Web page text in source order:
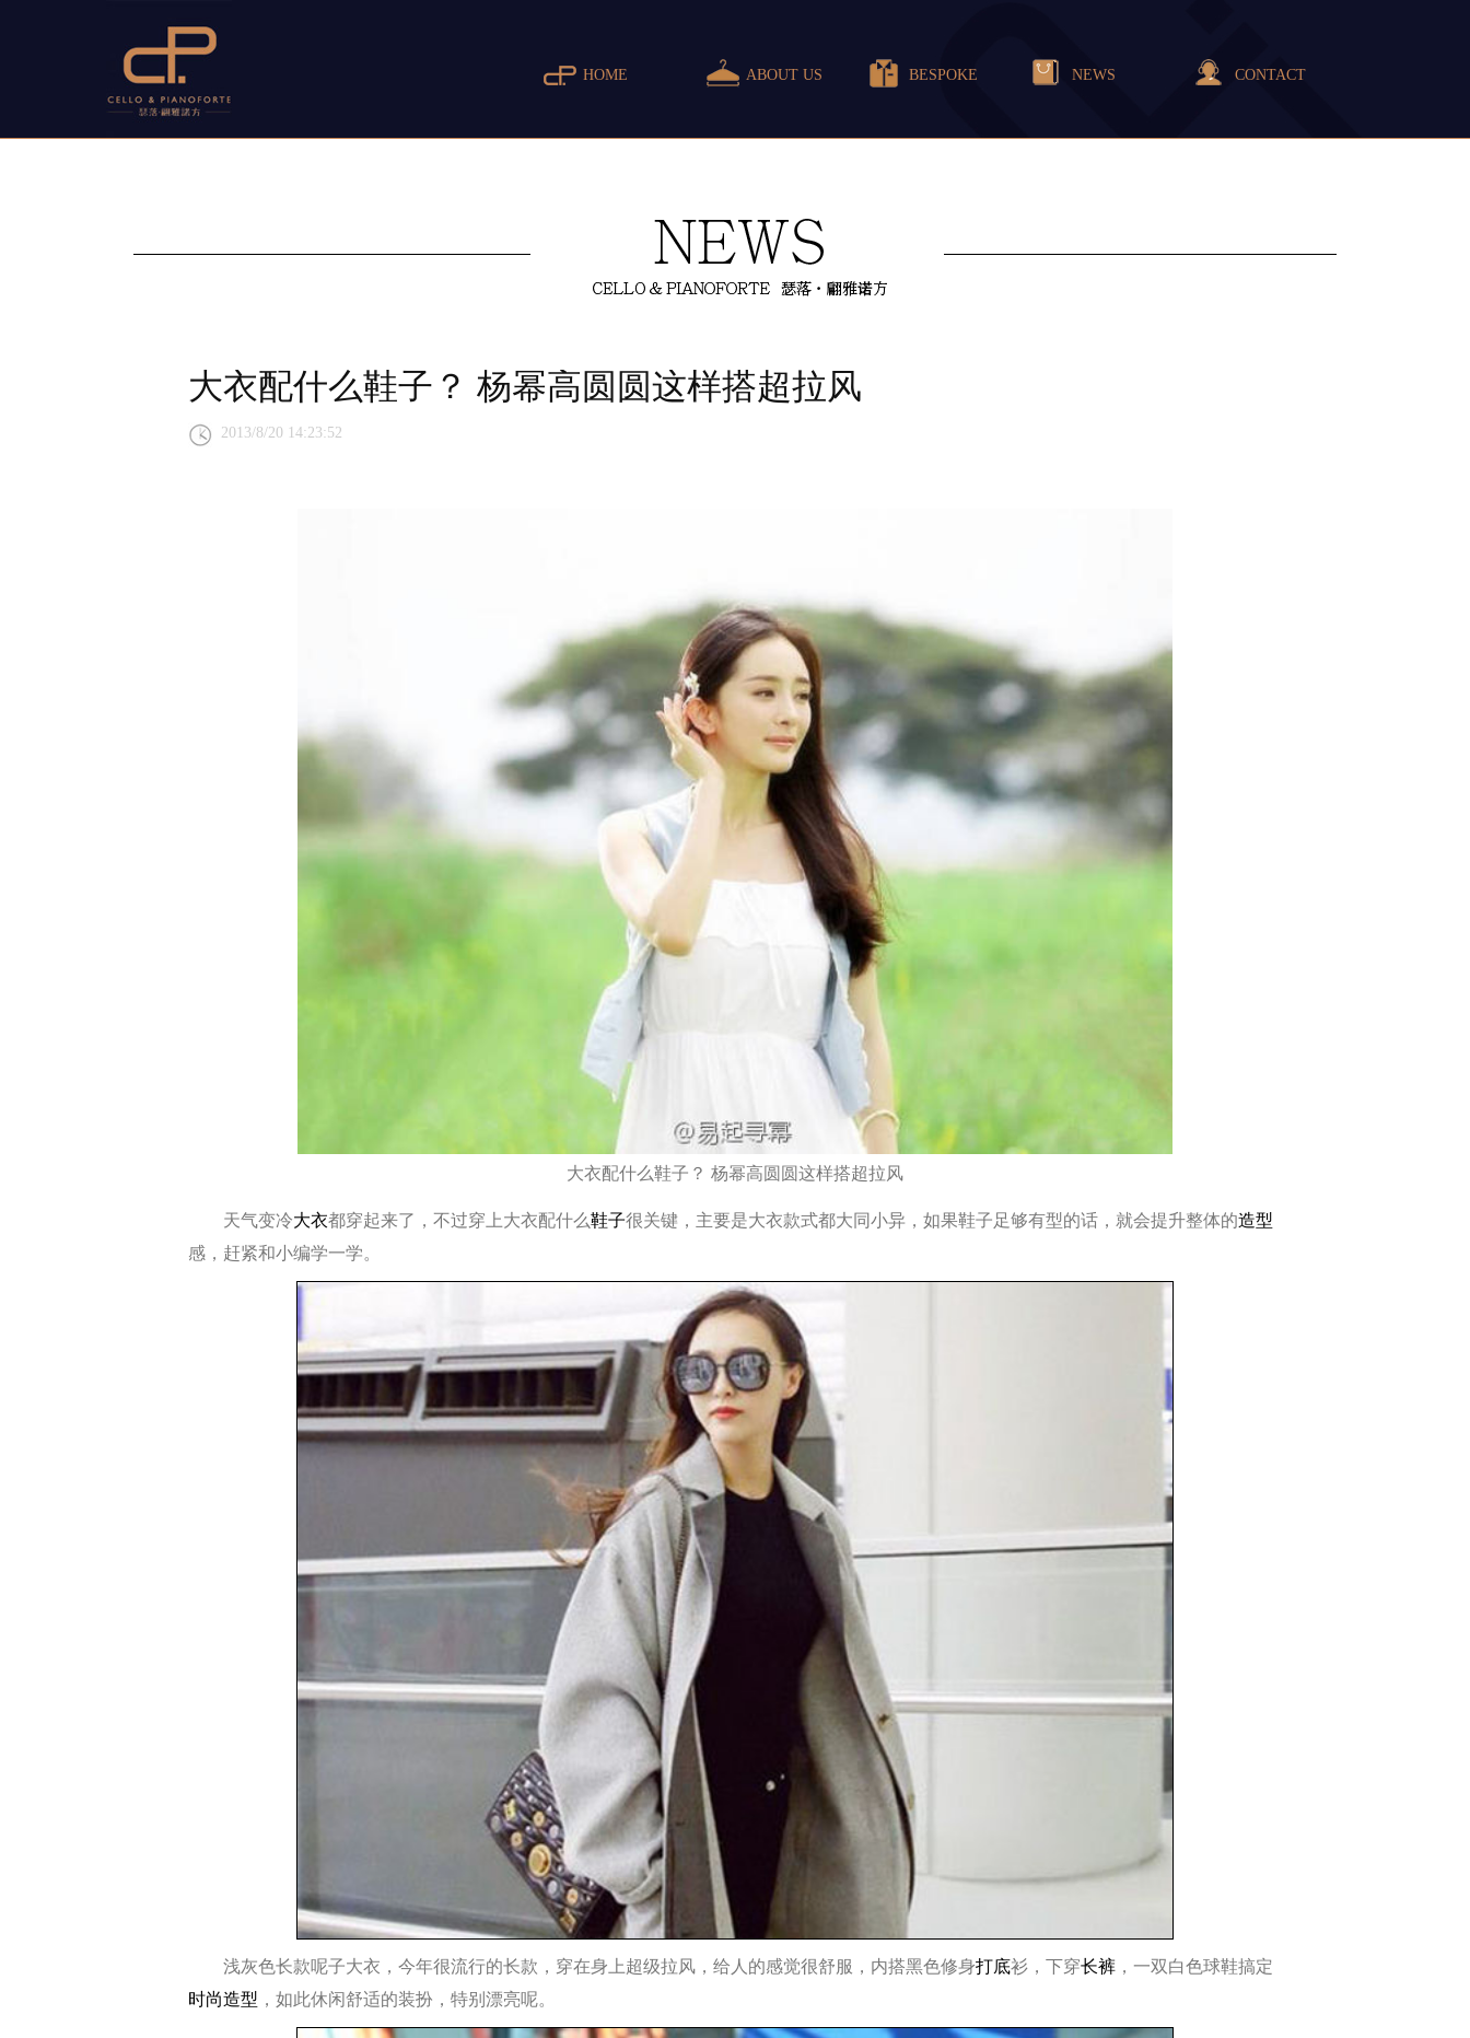
HOME ABOUT US BESPOKE NEWS CONTACT
大衣配什么鞋子？ 杨幂高圆圆这样搭超拉风
2013/8/20 14:23:52
大衣配什么鞋子？ 杨幂高圆圆这样搭超拉风
天气变冷大衣都穿起来了，不过穿上大衣配什么鞋子很关键，主要是大衣款式都大同小异，如果鞋子足够有型的话，就会提升整体的造型
感，赶紧和小编学一学。
浅灰色长款呢子大衣，今年很流行的长款，穿在身上超级拉风，给人的感觉很舒服，内搭黑色修身打底衫，下穿长裤 ，一双白色球鞋搞定
时尚造型 ，如此休闲舒适的装扮，特别漂亮呢。